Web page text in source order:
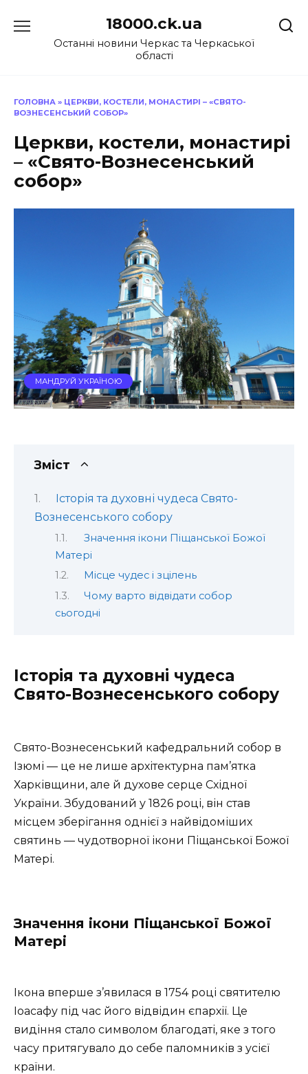
до
18000.ck.ua
Останні новини Черкас та Черкаської
області
ГОЛОВНА » ЦЕРКВИ, КОСТЕЛИ, МОНАСТИРІ – «СВЯТО-
ВОЗНЕСЕНСЬКИЙ СОБОР»
Церкви, костели, монастирі
– «Свято-Вознесенський
собор»
МАНДРУЙ УКРАЇНОЮ
Зміст
Історія та духовні чудеса Свято-
Вознесенського собору
Значення ікони Піщанської Божої
Матері
Місце чудес і зцілень
Чому варто відвідати собор
сьогодні
Історія та духовні чудеса
Свято-Вознесенського собору
Свято-Вознесенський кафедральний собор в
Ізюмі — це не лише архітектурна пам’ятка
Харківщини, але й духове серце Східної
України. Збудований у 1826 році, він став
місцем зберігання однієї з найвідоміших
святинь — чудотворної ікони Піщанської Божої
Матері.
Значення ікони Піщанської Божої
Матері
Ікона вперше з’явилася в 1754 році святителю
Іоасафу під час його відвідин єпархії. Це
видіння стало символом благодаті, яке з того
часу притягувало до себе паломників з усієї
країни.